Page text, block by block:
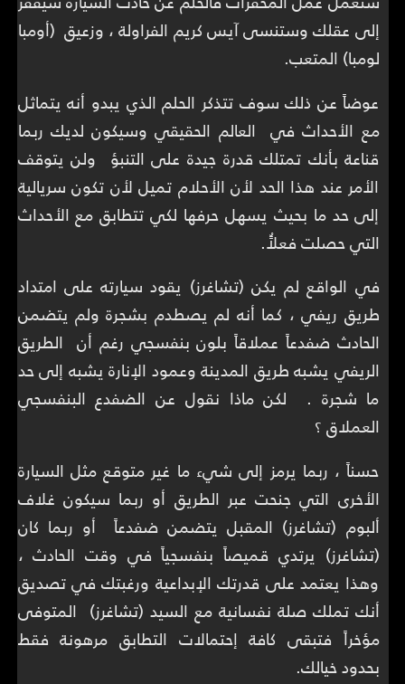
إلى عقلك وستنسى آيس كريم الفراولة ، وزعيق (أومبا
لومبا) المتعب.
عوضاً عن ذلك سوف تتذكر الحلم الذي يبدو أنه يتماثل
مع الأحداث في العالم الحقيقي وسيكون لديك ربما
قناعة بأنك تمتلك قدرة جيدة على التنبؤ ولن يتوقف
الأمر عند هذا الحد لأن الأحلام تميل لأن تكون سريالية
إلى حد ما بحيث يسهل حرفها لكي تتطابق مع الأحداث
التي حصلت فعلاًُ.
في الواقع لم يكن (تشاغرز) يقود سيارته على امتداد
طريق ريفي ، كما أنه لم يصطدم بشجرة ولم يتضمن
الحادث ضفدعاً عملاقاً بلون بنفسجي رغم أن الطريق
الريفي يشبه طريق المدينة وعمود الإنارة يشبه إلى حد
ما شجرة . لكن ماذا نقول عن الضفدع البنفسجي
العملاق ؟
حسناً ، ربما يرمز إلى شيء ما غير متوقع مثل السيارة
الأخرى التي جنحت عبر الطريق أو ربما سيكون غلاف
ألبوم (تشاغرز) المقبل يتضمن ضفدعاً أو ربما كان
(تشاغرز) يرتدي قميصاً بنفسجياً في وقت الحادث ،
وهذا يعتمد على قدرتك الإبداعية ورغبتك في تصديق
أنك تملك صلة نفسانية مع السيد (تشاغرز) المتوفى
مؤخراً فتبقى كافة إحتمالات التطابق مرهونة فقط
بحدود خيالك.